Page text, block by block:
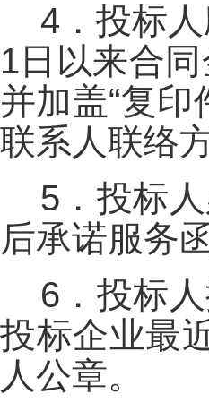
4．投标
1日以来合
并加盖“复
联系人联络
5．投标
后承诺服务
6．投标
投标企业最
人公章。